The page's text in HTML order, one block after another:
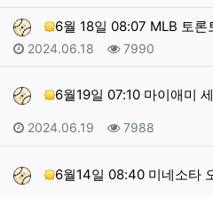
6월 18일 08:07 MLB 토
작성일
2024.06.18 조회
7990
6월19일 07:10 마이애미 세
작성일
2024.06.19 조회
7988
6월14일 08:40 미네소타 오